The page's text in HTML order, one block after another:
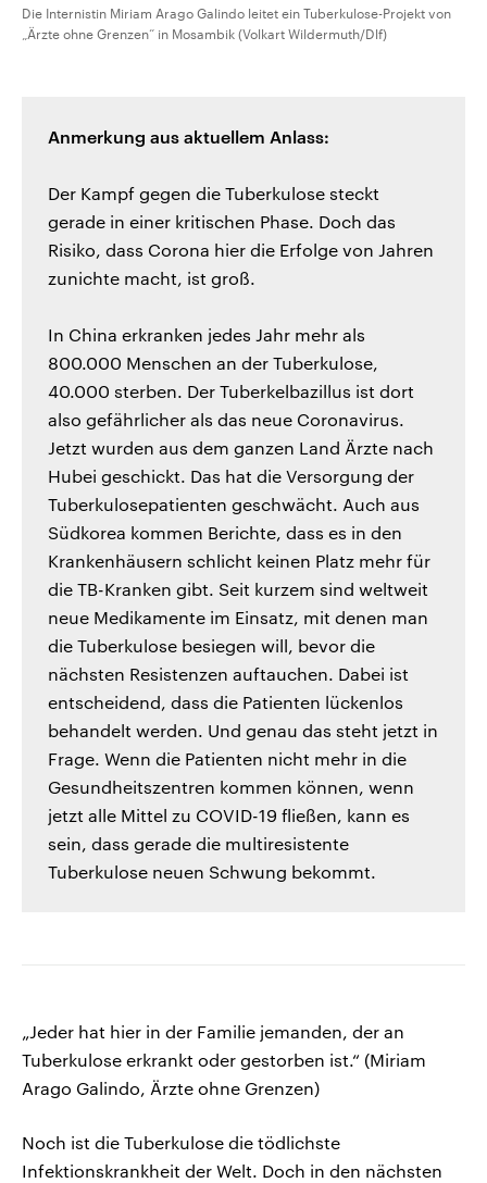
Die Internistin Miriam Arago Galindo leitet ein Tuberkulose-Projekt von
„Ärzte ohne Grenzen“ in Mosambik (Volkart Wildermuth/Dlf)
Anmerkung aus aktuellem Anlass:
Der Kampf gegen die Tuberkulose steckt
gerade in einer kritischen Phase. Doch das
Risiko, dass Corona hier die Erfolge von Jahren
zunichte macht, ist groß.
In China erkranken jedes Jahr mehr als
800.000 Menschen an der Tuberkulose,
40.000 sterben. Der Tuberkelbazillus ist dort
also gefährlicher als das neue Coronavirus.
Jetzt wurden aus dem ganzen Land Ärzte nach
Hubei geschickt. Das hat die Versorgung der
Tuberkulosepatienten geschwächt. Auch aus
Südkorea kommen Berichte, dass es in den
Krankenhäusern schlicht keinen Platz mehr für
die TB-Kranken gibt. Seit kurzem sind weltweit
neue Medikamente im Einsatz, mit denen man
die Tuberkulose besiegen will, bevor die
nächsten Resistenzen auftauchen. Dabei ist
entscheidend, dass die Patienten lückenlos
behandelt werden. Und genau das steht jetzt in
Frage. Wenn die Patienten nicht mehr in die
Gesundheitszentren kommen können, wenn
jetzt alle Mittel zu COVID-19 fließen, kann es
sein, dass gerade die multiresistente
Tuberkulose neuen Schwung bekommt.
„Jeder hat hier in der Familie jemanden, der an
Tuberkulose erkrankt oder gestorben ist.“ (Miriam
Arago Galindo, Ärzte ohne Grenzen)
Noch ist die Tuberkulose die tödlichste
Infektionskrankheit der Welt. Doch in den nächsten